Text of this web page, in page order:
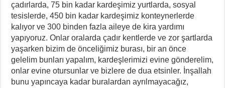
çadırlarda, 75 bin kadar kardeşimiz yurtlarda, sosyal
tesislerde, 450 bin kadar kardeşimiz konteynerlerde
kalıyor ve 300 binden fazla aileye de kira yardımı
yapıyoruz. Onlar oralarda çadır kentlerde ve zor şartlarda
yaşarken bizim de önceliğimiz burası, bir an önce
gelelim bunları yapalım, kardeşlerimizi evine gönderelim,
onlar evine otursunlar ve bizlere de dua etsinler. İnşallah
bunu yapıncaya kadar buralardan ayrılmayacağız,